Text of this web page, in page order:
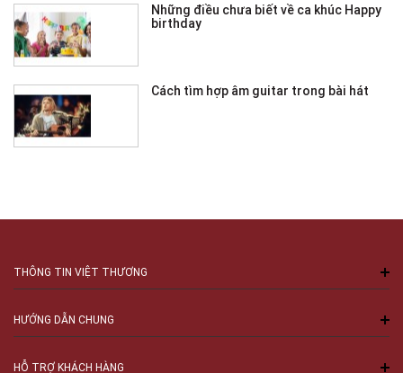
Những điều chưa biết về ca khúc Happy
birthday
Cách tìm hợp âm guitar trong bài hát
THÔNG TIN VIỆT THƯƠNG
HƯỚNG DẪN CHUNG
HỖ TRỢ KHÁCH HÀNG